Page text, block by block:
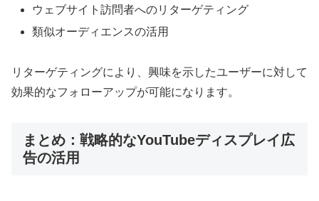
ウェブサイト訪問者へのリターゲティング
類似オーディエンスの活用
リターゲティングにより、興味を示したユーザーに対して
効果的なフォローアップが可能になります。
まとめ：戦略的なYouTubeディスプレイ広
告の活用